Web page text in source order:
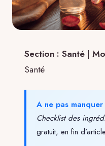
Section : Santé |
Santé
A ne pas manquer
Checklist des
gratuit, en fin